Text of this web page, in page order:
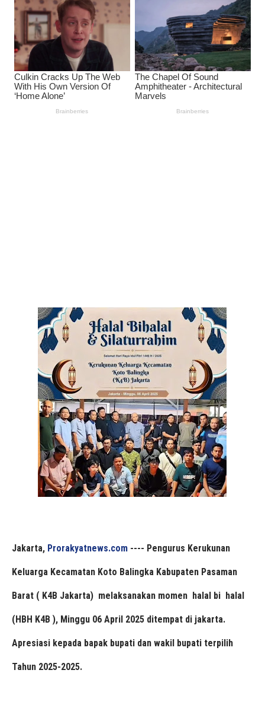
Jakarta, Prorakyatnews.com ---- Pengurus Kerukunan
Keluarga Kecamatan Koto Balingka Kabupaten Pasaman
Barat ( K4B Jakarta) melaksanakan momen halal bi halal
(HBH K4B ), Minggu 06 April 2025 ditempat di jakarta.
Apresiasi kepada bapak bupati dan wakil bupati terpilih
Tahun 2025-2025.